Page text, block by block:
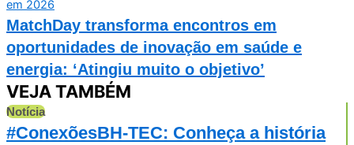
MatchDay transforma encontros em
oportunidades de inovação em saúde e
energia: ‘Atingiu muito o objetivo’
VEJA TAMBÉM
Notícia
#ConexõesBH-TEC: Conheça a história